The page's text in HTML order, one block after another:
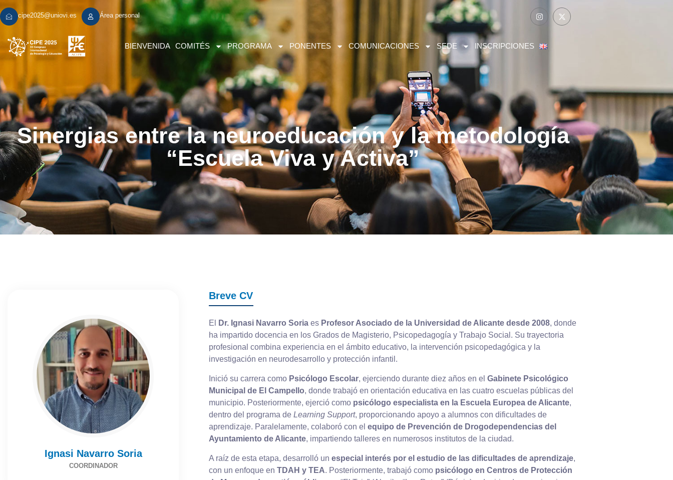
cipe2025@uniovi.es Área personal
BIENVENIDA COMITÉS PROGRAMA PONENTES COMUNICACIONES SEDE INSCRIPCIONES
Sinergias entre la neuroeducación y la metodología
“Escuela Viva y Activa”
Ignasi Navarro Soria
COORDINADOR
Breve CV
El Dr. Ignasi Navarro Soria es Profesor Asociado de la Universidad de Alicante desde 2008, donde
ha impartido docencia en los Grados de Magisterio, Psicopedagogía y Trabajo Social. Su trayectoria
profesional combina experiencia en el ámbito educativo, la intervención psicopedagógica y la
investigación en neurodesarrollo y protección infantil.
Inició su carrera como Psicólogo Escolar, ejerciendo durante diez años en el Gabinete Psicológico
Municipal de El Campello, donde trabajó en orientación educativa en las cuatro escuelas públicas del
municipio. Posteriormente, ejerció como psicólogo especialista en la Escuela Europea de Alicante,
dentro del programa de Learning Support, proporcionando apoyo a alumnos con dificultades de
aprendizaje. Paralelamente, colaboró con el equipo de Prevención de Drogodependencias del
Ayuntamiento de Alicante, impartiendo talleres en numerosos institutos de la ciudad.
A raíz de esta etapa, desarrolló un especial interés por el estudio de las dificultades de aprendizaje,
con un enfoque en TDAH y TEA. Posteriormente, trabajó como psicólogo en Centros de Protección